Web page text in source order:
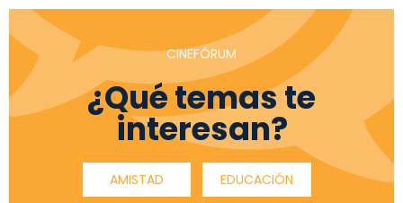
CINEFÓRUM
¿Qué temas te
interesan?
AMISTAD EDUCACIÓN